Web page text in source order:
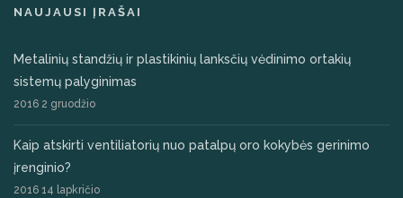
NAUJAUSI ĮRAŠAI
Metalinių standžių ir plastikinių lanksčių vėdinimo ortakių
sistemų palyginimas
2016 2 gruodžio
Kaip atskirti ventiliatorių nuo patalpų oro kokybės gerinimo
įrenginio?
2016 14 lapkričio